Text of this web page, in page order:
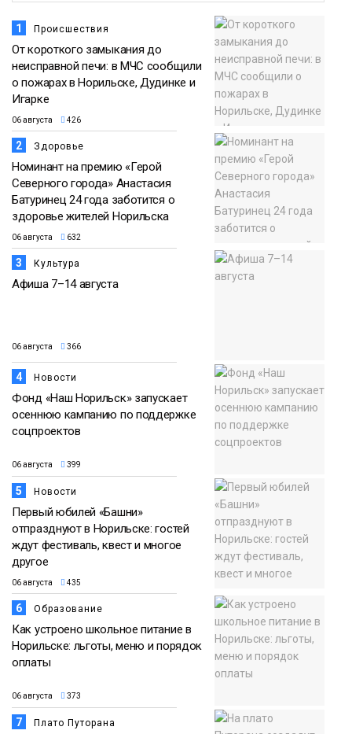
Фото
1 Происшествия
От короткого замыкания до
неисправной печи: в МЧС сообщили
о пожарах в Норильске, Дудинке и
Игарке
06 августа 426
2 Здоровье
Номинант на премию «Герой
Северного города» Анастасия
Батуринец 24 года заботится о
здоровье жителей Норильска
06 августа 632
3 Культура
Афиша 7–14 августа
06 августа 366
4 Новости
Фонд «Наш Норильск» запускает
осеннюю кампанию по поддержке
соцпроектов
06 августа 399
5 Новости
Первый юбилей «Башни»
отпразднуют в Норильске: гостей
ждут фестиваль, квест и многое
другое
06 августа 435
6 Образование
Как устроено школьное питание в
Норильске: льготы, меню и порядок
оплаты
06 августа 373
7 Плато Путорана